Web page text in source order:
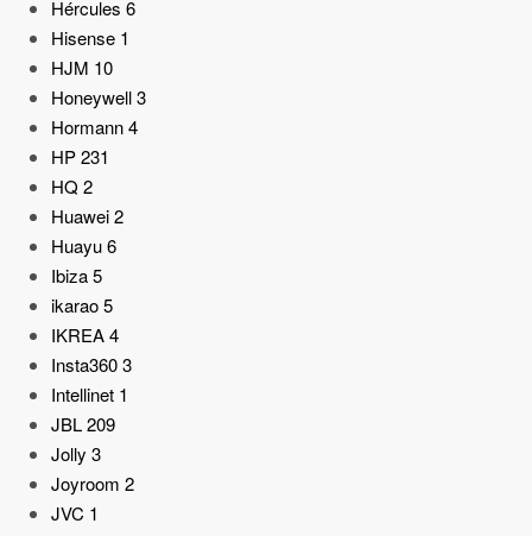
Hércules 6
Hisense 1
HJM 10
Honeywell3
Hormann4
HP231
HQ 2
Huawei2
Huayu6
Ibiza5
ikarao5
IKREA4
Insta3603
Intellinet 1
JBL209
Jolly 3
Joyroom 2
JVC 1